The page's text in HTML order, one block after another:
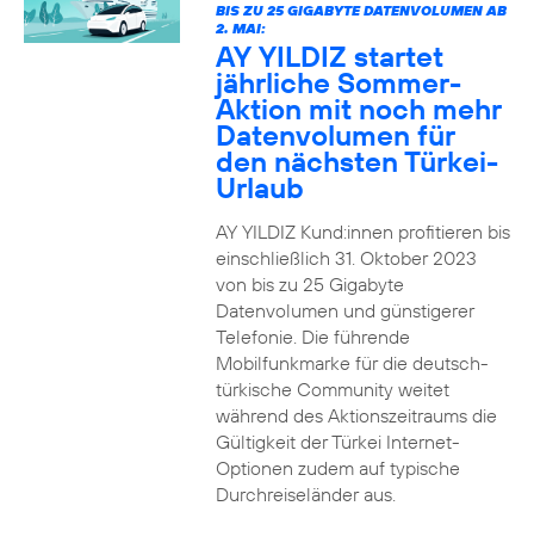
BIS ZU 25 GIGABYTE DATENVOLUMEN AB
2. MAI:
AY YILDIZ startet
jährliche Sommer-
Aktion mit noch mehr
Datenvolumen für
den nächsten Türkei-
Urlaub
AY YILDIZ Kund:innen profitieren bis
einschließlich 31. Oktober 2023
von bis zu 25 Gigabyte
Datenvolumen und günstigerer
Telefonie. Die führende
Mobilfunkmarke für die deutsch-
türkische Community weitet
während des Aktionszeitraums die
Gültigkeit der Türkei Internet-
Optionen zudem auf typische
Durchreiseländer aus.